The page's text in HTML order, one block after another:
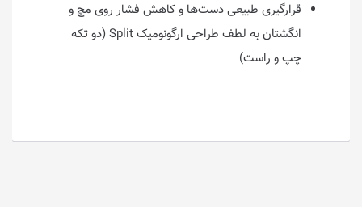
قرارگیری طبیعی دست‌ها و کاهش فشار روی مچ و
انگشتان به لطف طراحی ارگونومیک Split (دو تکه
چپ و راست)